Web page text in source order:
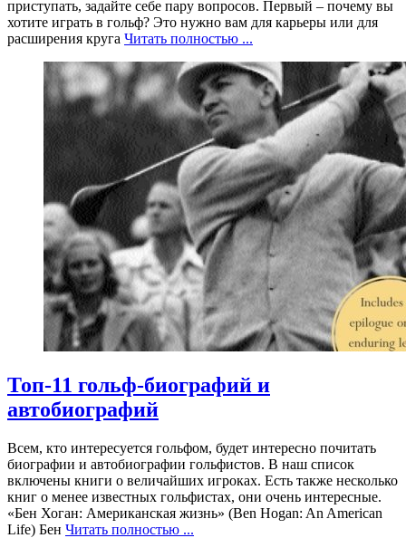
приступать, задайте себе пару вопросов. Первый – почему вы
хотите играть в гольф? Это нужно вам для карьеры или для
расширения круга Читать полностью ...
Топ-11 гольф-биографий и
автобиографий
Всем, кто интересуется гольфом, будет интересно почитать
биографии и автобиографии гольфистов. В наш список
включены книги о величайших игроках. Есть также несколько
книг о менее известных гольфистах, они очень интересные.
«Бен Хоган: Американская жизнь» (Ben Hogan: An American
Life) Бен Читать полностью ...